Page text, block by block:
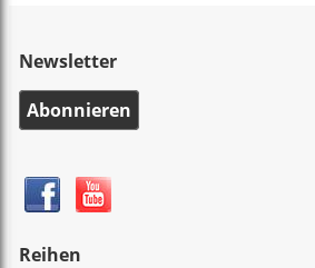
Newsletter
Abonnieren
Reihen